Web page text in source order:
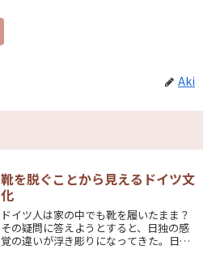
Aki
靴を脱ぐことから見えるドイツ文
化
ドイツ人は家の中でも靴を履いたまま？
その疑問に答えようとすると、日独の感
覚の違いが浮き彫りになってきた。日本